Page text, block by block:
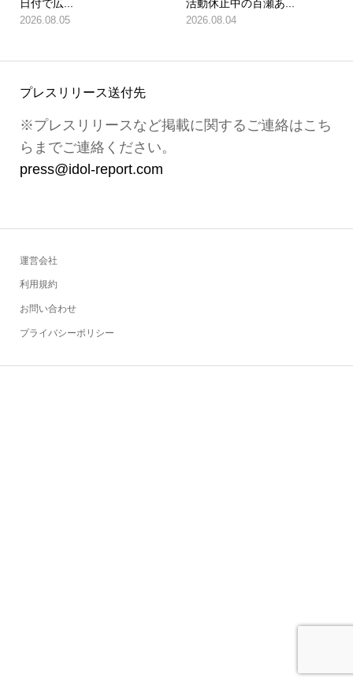
日付で広...
2026.08.05
活動休止中の百瀬あ...
2026.08.04
プレスリリース送付先
※プレスリリースなど掲載に関するご連絡はこち
らまでご連絡ください。
press@idol-report.com
運営会社
利用規約
お問い合わせ
プライバシーポリシー